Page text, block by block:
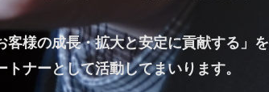
客様の成長・拡大と安定に貢献する」を
ナーとして活動してまいります。